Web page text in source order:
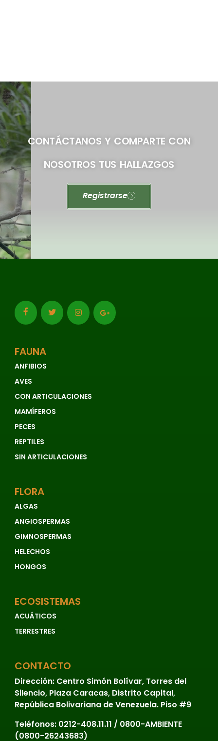
CONTÁCTANOS Y COMPARTE CON
NOSOTROS TUS HALLAZGOS
Registrarse
FAUNA
ANFIBIOS
AVES
CON ARTICULACIONES
MAMÍFEROS
PECES
REPTILES
SIN ARTICULACIONES
FLORA
ALGAS
ANGIOSPERMAS
GIMNOSPERMAS
HELECHOS
HONGOS
ECOSISTEMAS
ACUÁTICOS
TERRESTRES
CONTACTO
Dirección: Centro Simón Bolívar, Torres del
Silencio, Plaza Caracas, Distrito Capital,
República Bolivariana de Venezuela. Piso #9
Teléfonos: 0212-408.11.11 / 0800-AMBIENTE
(0800-26243683)